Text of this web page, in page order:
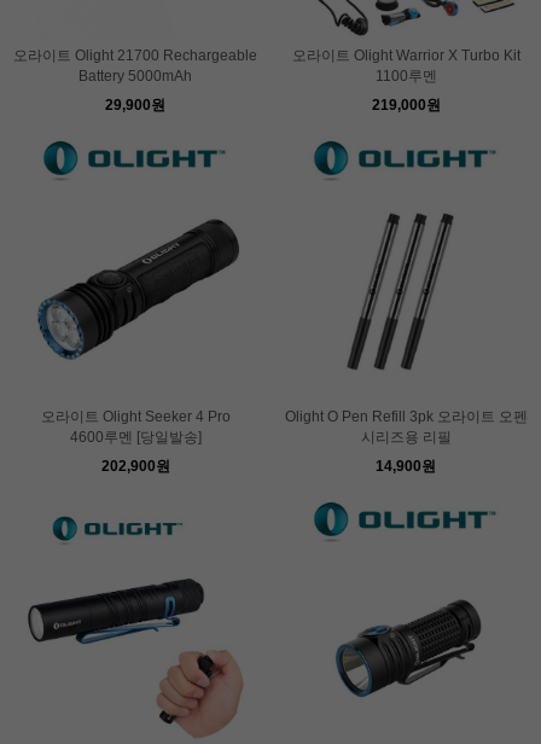
오라이트 Olight 21700 Rechargeable
Battery 5000mAh
29,900원
오라이트 Olight Warrior X Turbo Kit
1100루멘
219,000원
오라이트 Olight Seeker 4 Pro
4600루멘 [당일발송]
202,900원
Olight O Pen Refill 3pk 오라이트 오펜
시리즈용 리필
14,900원